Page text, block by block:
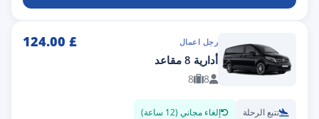
رجل اعمال £
124.00
أدارية 8 مقاعد
8
8
تتبع الرحلة إلغاء مجاني (12 ساعة)